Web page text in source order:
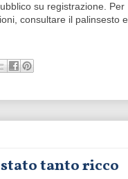
su registrazione. Per
consultare il palinsesto e
tanto ricco